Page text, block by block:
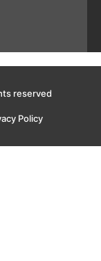
reserved
Policy